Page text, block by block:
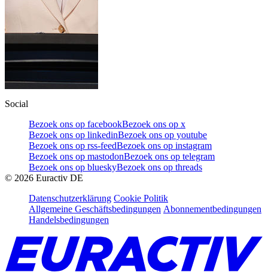
Social
Bezoek ons op facebookBezoek ons op x
Bezoek ons op linkedinBezoek ons op youtube
Bezoek ons op rss-feedBezoek ons op instagram
Bezoek ons op mastodonBezoek ons op telegram
Bezoek ons op blueskyBezoek ons op threads
© 2026 Euractiv DE
Datenschutzerklärung Cookie Politik
Allgemeine Geschäftsbedingungen Abonnementbedingungen
Handelsbedingungen